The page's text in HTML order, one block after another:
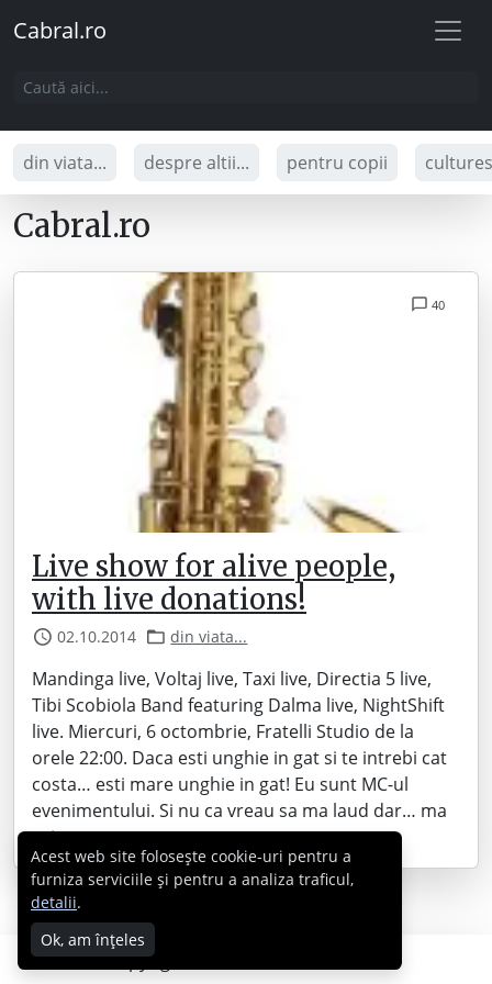
Cabral.ro
din viata... despre altii... pentru copii
Cabral.ro
40
Live show for alive people,
with live donations!
02.10.2014 din viata...
Mandinga live, Voltaj live, Taxi live, Directia 5 live,
Tibi Scobiola Band featuring Dalma live, NightShift
live. Miercuri, 6 octombrie, Fratelli Studio de la
orele 22:00. Daca esti unghie in gat si te intrebi cat
costa… esti mare unghie in gat! Eu sunt MC-ul
evenimentului. Si nu ca vreau sa ma laud dar… ma
pricep…
Copyright © 2007 - 2026 Cabral.ro
Acest web site folosește cookie-uri pentru a
furniza serviciile și pentru a analiza traficul,
detalii.
Ok, am înțeles